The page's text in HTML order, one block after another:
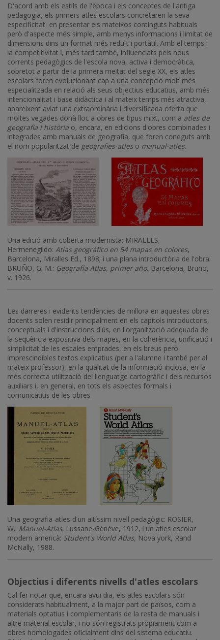
D'acord amb els estils de l'època i els conceptes de l'antiga
pedagogia, els primers atles escolars concretaren la seva
especificitat en presentar els mateixos continguts habituals
però d'aspecte més simple, amb menys informacions i limitat de
dimensions dins un format més reduït i portàtil. Amb el temps i
la competitivitat i, més tard també, influenciats pels nous
corrents pedagògics de l'escola nova, activa i democràtica,
sobretot a partir de la primera meitat del segle XX, els atles
escolars foren evolucionant cap a una concepció molt més
especialitzada en relació als seus objectius educatius, amb més
intencionalitat i base didàctica i al mateix temps més atractiva,
apareixent aviat una extraordinària i diversificada oferta que
moltes vegades donà lloc a obres de tipus mixt, com a atles de
geografia i història o, encara, en edicions d'obres combinades i
integrades amb manuals de geografia, que foren coneguts amb
el nom popularitzat de geografies-atles o manual-atles.
Una edició amb coberta modernista: MIRALLES,
Hermenegildo: Atlas geográfico en 54 mapas en colores,
Barcelona, Miralles Ed., 1898; i una plana introductòria de l'obra:
BRUÑO, G. M.: Geografía Atlas, primer año. Barcelona, Bruño,
v. 1926.
Les darreres i evidents tendències de millora en aquestes obres
docents solen residir principalment en els capítols introductoris,
conceptuals i d'instruccions d'ús, en l'organització adequada de
la seqüència expositiva dels mapes, en la coherència, unificació i
simplicitat de les escales emprades, en els breus però
imprescindibles textos explicatius (per a l'alumne i també per al
mateix professor), en la qualitat de la informació inclosa, en la
més correcta utilització del llenguatge cartogràfic i dels recursos
auxiliars i, en general, en tots els aspectes formals i
comunicatius de les obres.
Una geografia-atles d'un altíssim nivell pedagògic: ROSIER,
W.: Manuel-Atlas. Lussane-Généve, 1912, i un atles escolar
modern americà: Student's World Atlas, Nova york, Rand
McNally, 1988.
Objectius i diferents nivells d'atles escolars
Cal fer notar que, encara avui dia, els atles escolars són
considerats habitualment, a la major part de països, com a
materials optatius i complementaris de la resta de manuals i
altre material escolar, i no són registrats pròpiament com a
obres homologades oficialment dins del sistema educatiu.